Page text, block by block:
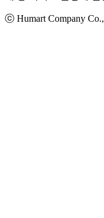
ⓒ Humart Company